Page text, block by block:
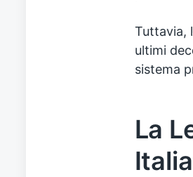
Tuttavia,
ultimi
sistema
La